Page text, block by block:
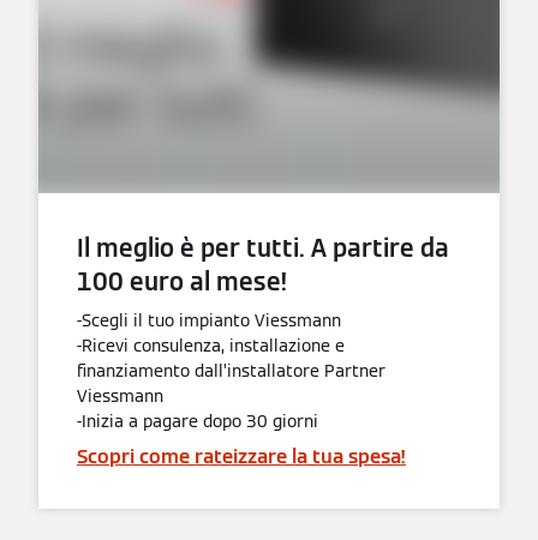
Il meglio è per tutti. A partire da
100 euro al mese!
-Scegli il tuo impianto Viessmann
-Ricevi consulenza, installazione e
finanziamento dall’installatore Partner
Viessmann
-Inizia a pagare dopo 30 giorni
Scopri come rateizzare la tua spesa!